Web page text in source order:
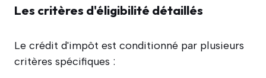
Les critères d'éligibilité détaillés
Le crédit d'impôt est conditionné par plusieurs
critères spécifiques :